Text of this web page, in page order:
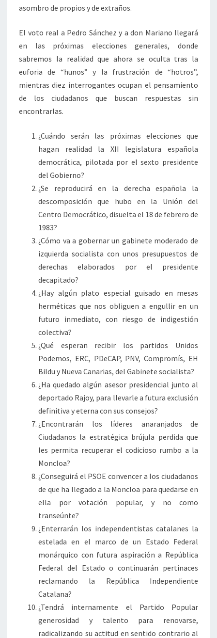
asombro de propios y de extraños.
El voto real a Pedro Sánchez y a don Mariano llegará
en las próximas elecciones generales, donde
sabremos la realidad que ahora se oculta tras la
euforia de “hunos” y la frustración de “hotros”,
mientras diez interrogantes ocupan el pensamiento
de los ciudadanos que buscan respuestas sin
encontrarlas.
¿Cuándo serán las próximas elecciones que
hagan realidad la XII legislatura española
democrática, pilotada por el sexto presidente
del Gobierno?
¿Se reproducirá en la derecha española la
descomposición que hubo en la Unión del
Centro Democrático, disuelta el 18 de febrero de
1983?
¿Cómo va a gobernar un gabinete moderado de
izquierda socialista con unos presupuestos de
derechas elaborados por el presidente
decapitado?
¿Hay algún plato especial guisado en mesas
herméticas que nos obliguen a engullir en un
futuro inmediato, con riesgo de indigestión
colectiva?
¿Qué esperan recibir los partidos Unidos
Podemos, ERC, PDeCAP, PNV, Compromís, EH
Bildu y Nueva Canarias, del Gabinete socialista?
¿Ha quedado algún asesor presidencial junto al
deportado Rajoy, para llevarle a futura exclusión
definitiva y eterna con sus consejos?
¿Encontrarán los líderes anaranjados de
Ciudadanos la estratégica brújula perdida que
les permita recuperar el codicioso rumbo a la
Moncloa?
¿Conseguirá el PSOE convencer a los ciudadanos
de que ha llegado a la Moncloa para quedarse en
ella por votación popular, y no como
transeúnte?
¿Enterrarán los independentistas catalanes la
estelada en el marco de un Estado Federal
monárquico con futura aspiración a República
Federal del Estado o continuarán pertinaces
reclamando la República Independiente
Catalana?
¿Tendrá internamente el Partido Popular
generosidad y talento para renovarse,
radicalizando su actitud en sentido contrario al